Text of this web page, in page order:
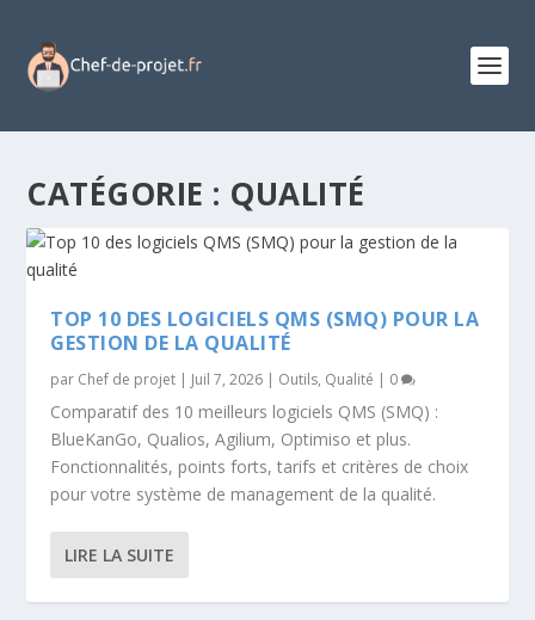
CATÉGORIE : QUALITÉ
TOP 10 DES LOGICIELS QMS (SMQ) POUR LA
GESTION DE LA QUALITÉ
par Chef de projet | Juil 7, 2026 | Outils, Qualité | 0
Comparatif des 10 meilleurs logiciels QMS (SMQ) :
BlueKanGo, Qualios, Agilium, Optimiso et plus.
Fonctionnalités, points forts, tarifs et critères de choix
pour votre système de management de la qualité.
LIRE LA SUITE